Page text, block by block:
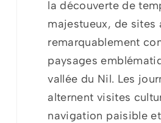
la découverte de
majestueux, de sites
remarquablement
paysages
vallée du Nil. Les
alternent visites
navigation paisible